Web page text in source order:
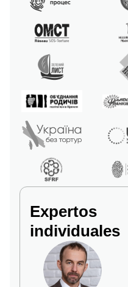
Expertos
individuales